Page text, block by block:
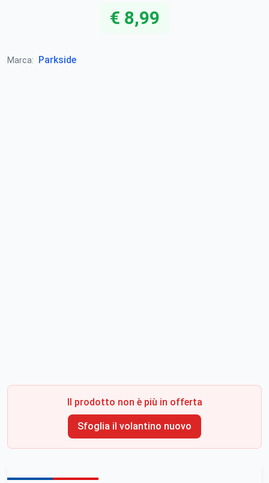
€ 8,99
Marca: Parkside
Il prodotto non è più in offerta
Sfoglia il volantino nuovo